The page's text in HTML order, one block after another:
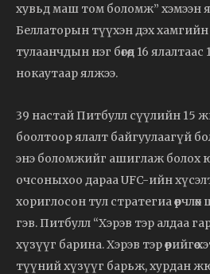
хувьд маш том боломж” хэмээн
Беллаторын түүхэн дэх
тулаанчдын нэг бөгөөд 16
нокаутаар ялжээ.
39 настай Питбулл сүүлийн 15
боолтоор ялалт байгуулаагүй
энэ боломжийг ашиглаж болох
очсоныхоо дараа UFC-ийн
хориглосон тул стратегиа
гэв. Питбулл “Хэрэв тэр алдаа
хүзүүг барина. Хэрэв тэр өөрийгөө
түүний хүзүүг барьж, хурдан